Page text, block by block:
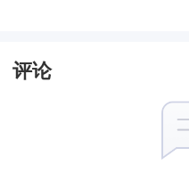
评论